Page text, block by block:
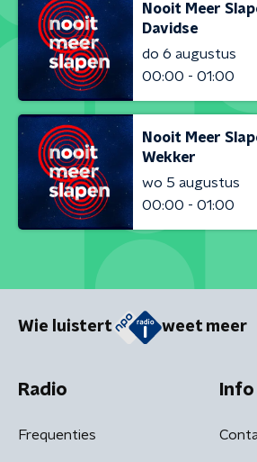
Nooit Meer
Davidse
do 6 augustus
00:00 - 01:00
Nooit Meer
Wekker
wo 5 augustus
00:00 - 01:00
Wie luistert weet meer
Radio
Frequenties
Info